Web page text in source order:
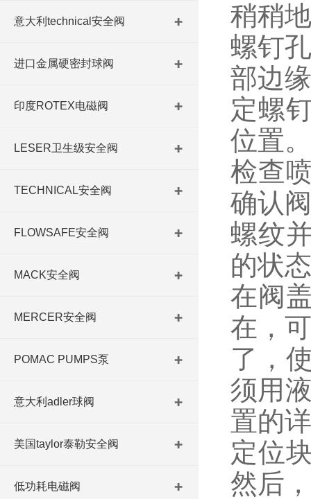
意大利technical安全阀
进口金属硬密封球阀
印度ROTEX电磁阀
LESER卫生级安全阀
TECHNICAL安全阀
FLOWSAFE安全阀
MACK安全阀
MERCER安全阀
POMAC PUMPS泵
意大利adler球阀
美国taylor泰勒安全阀
低功耗电磁阀
稍稍
螺钉
部边
定螺
位置
检查
确认
螺纹
的状
在阀
在，
了，
须用
置的
定位
然后